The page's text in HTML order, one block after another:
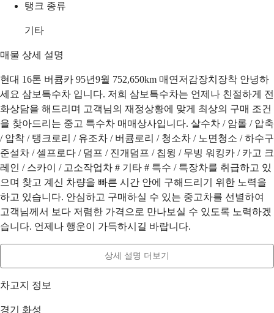
탱크 종류
기타
매물 상세 설명
현대 16톤 버큠카 95년9월 752,650km 매연저감장치장착 안녕하
세요 삼보특수차 입니다. 저희 삼보특수차는 언제나 친절하게 전
화상담을 해드리며 고객님의 재정상황에 맞게 최상의 구매 조건
을 찾아드리는 중고 특수차 매매상사입니다. 살수차 / 암롤 / 압축
/ 압착 / 탱크로리 / 유조차 / 버큠로리 / 청소차 / 노면청소 / 하수구
준설차 / 셀프로다 / 덤프 / 진개덤프 / 칩윙 / 무빙 워킹카 / 카고 크
레인 / 스카이 / 고소작업차 # 기타 # 특수 / 특장차를 취급하고 있
으며 찾고 계신 차량을 빠른 시간 안에 구해드리기 위한 노력을
하고 있습니다. 안심하고 구매하실 수 있는 중고차를 선별하여
고객님께서 보다 저렴한 가격으로 만나보실 수 있도록 노력하겠
습니다. 언제나 행운이 가득하시길 바랍니다.
상세 설명 더보기
차고지 정보
경기 화성